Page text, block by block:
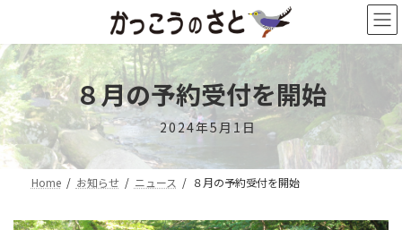
テ
ン
ツ
へ
ス
キ
ッ
プ
ゲ
ー
シ
ョ
ン
に
移
動
８月の予約受付を開始
2024年5月1日
Home お知らせ ニュース ８月の予約受付を開始